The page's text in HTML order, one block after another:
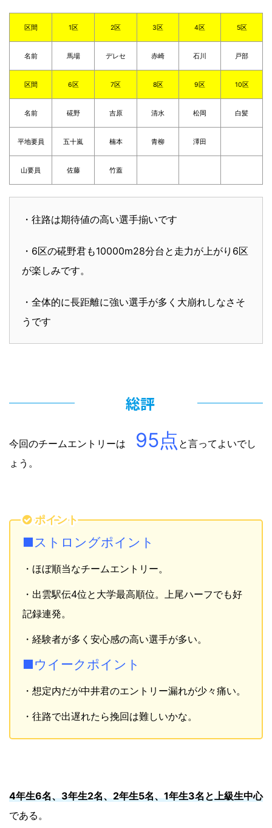
区間 1区 2区 3区 4区 5区
名前 馬場 デレセ 赤崎 石川 戸部
区間 6区 7区 8区 9区 10区
名前 硴野 吉原 清水 松岡 白髪
平地要員 五十嵐 楠本 青柳 澤田
山要員 佐藤 竹蓋
・往路は期待値の高い選手揃いです
・6区の硴野君も10000m28分台と走力が上がり6区
が楽しみです。
・全体的に長距離に強い選手が多く大崩れしなさそ
うです
総評
今回のチームエントリーは 95点 と言ってよいでし
ょう。
ポイント
■ストロングポイント
・ほぼ順当なチームエントリー。
・出雲駅伝4位と大学最高順位。上尾ハーフでも好
記録連発。
・経験者が多く安心感の高い選手が多い。
■ウイークポイント
・想定内だが中井君のエントリー漏れが少々痛い。
・往路で出遅れたら挽回は難しいかな。
4年生6名、3年生2名、2年生5名、1年生3名と上級生中心
である。